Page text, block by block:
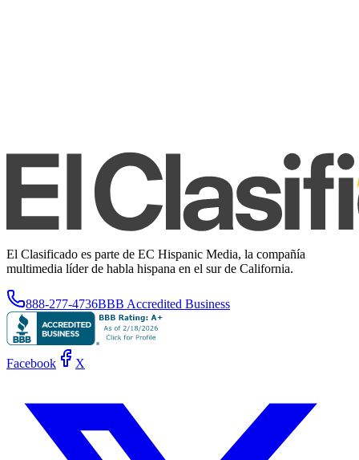
El Clasificado es parte de EC Hispanic Media, la compañía
multimedia líder de habla hispana en el sur de California.
888-277-4736BBB Accredited Business
Facebook X